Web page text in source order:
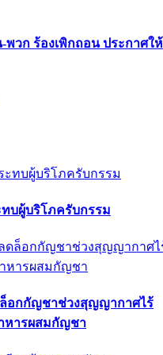
พวก ร้องเพิกถอน ประกาศให้
บผู้บริโภครับกรรม
ล็อกกัญชาช่วงสุญญากาศไร้
หารผสมกัญชา